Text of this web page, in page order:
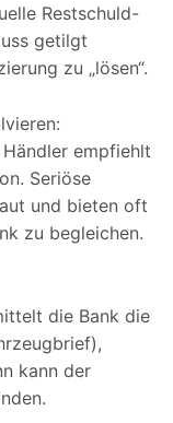
Restschuld-
getilgt
zu „lösen“.
empfiehlt
Seriöse
und bieten oft
zu begleichen.
die Bank die
kann der